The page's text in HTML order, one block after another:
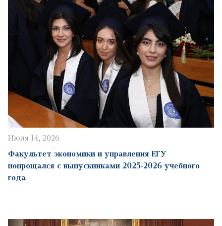
Июля 14, 2026
Факультет экономики и управления ЕГУ
попрощался с выпускниками 2025-2026 учебного
года